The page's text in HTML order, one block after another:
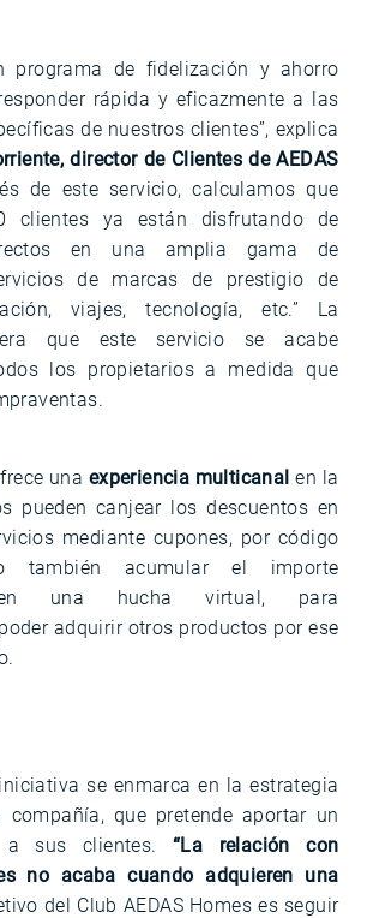
programa de fidelización y ahorro
rápida y eficazmente a las
de nuestros clientes”, explica
director de Clientes de AEDAS
de este servicio, calculamos que
clientes ya están disfrutando de
en una amplia gama de
de marcas de prestigio de
viajes, tecnología, etc.” La
que este servicio se acabe
los propietarios a medida que
una experiencia multicanal en la
pueden canjear los descuentos en
mediante cupones, por código
también acumular el importe
en una hucha virtual, para
adquirir otros productos por ese
se enmarca en la estrategia
compañía, que pretende aportar un
a sus clientes.“La relación con
no acaba cuando adquieren una
del Club AEDAS Homes es seguir